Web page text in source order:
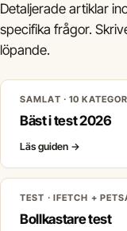
Detaljerade artiklar
specifika frågor.
löpande.
SAMLAT · 10
Bäst i test 2026
Läs guiden →
TEST · IFETCH +
Bollkastare test